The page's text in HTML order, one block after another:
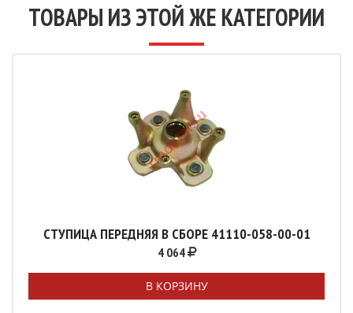
ТОВАРЫ ИЗ ЭТОЙ ЖЕ КАТЕГОРИИ
СТУПИЦА ПЕРЕДНЯЯ В СБОРЕ 41110-058-00-01
4 064
В КОРЗИНУ